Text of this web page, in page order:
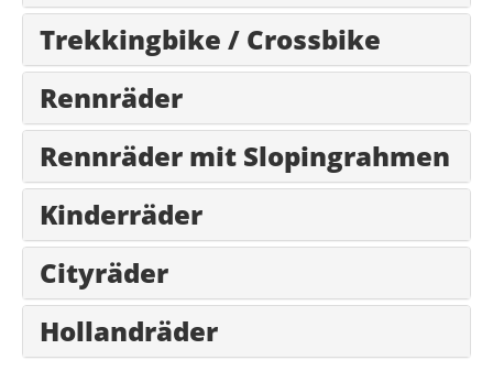
Trekkingbike / Crossbike
Rennräder
Rennräder mit Slopingrahmen
Kinderräder
Cityräder
Hollandräder